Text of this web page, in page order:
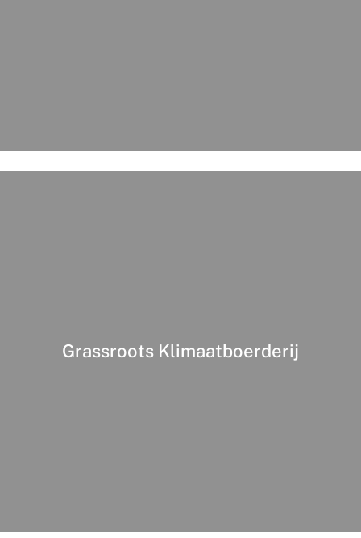
Grassroots Klimaatboerderij